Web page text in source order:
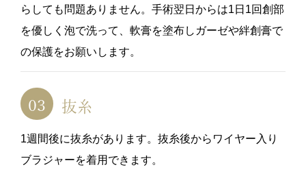
らしても問題ありません。手術翌日からは1日1回創部
を優しく泡で洗って、軟膏を塗布しガーゼや絆創膏で
の保護をお願いします。
抜糸
1週間後に抜糸があります。抜糸後からワイヤー入り
ブラジャーを着用できます。